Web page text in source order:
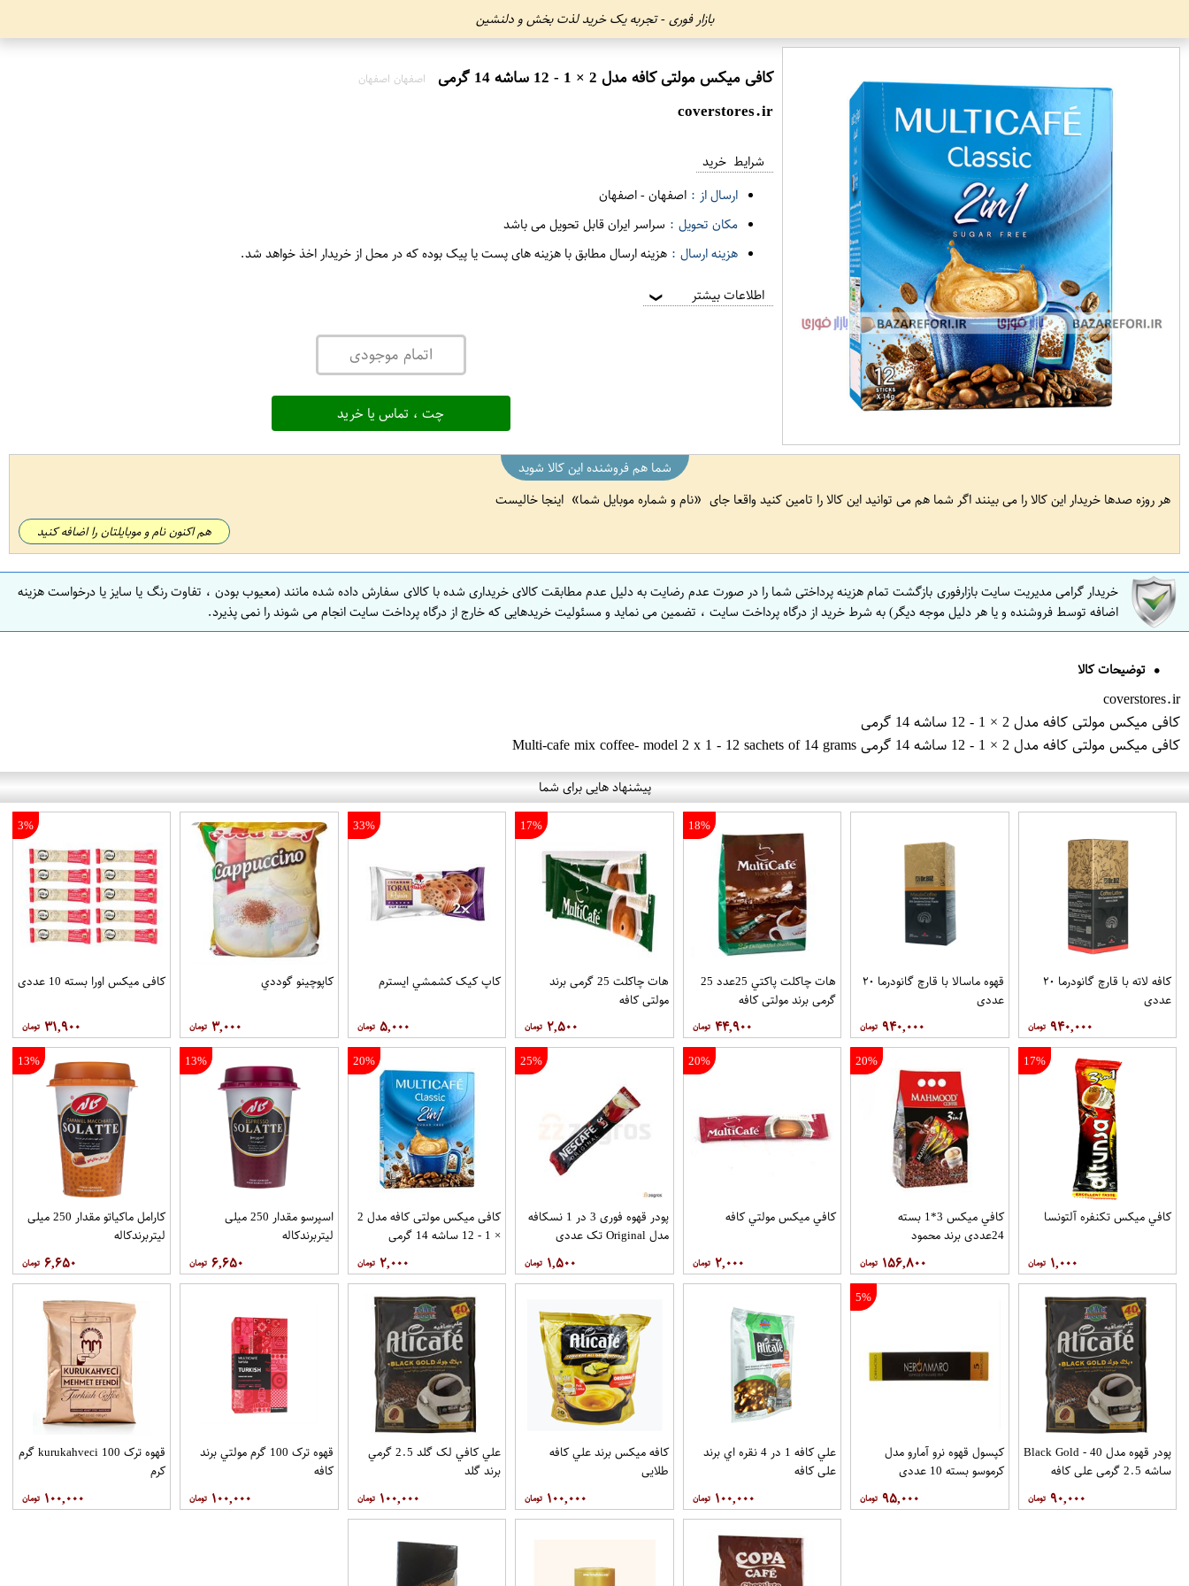
بازار فوری - تجربه یک خرید لذت بخش و دلنشین
کافی میکس مولتی کافه مدل 2 × 1 - 12 ساشه 14 گرمی اصفهان اصفهان
coverstores.ir
شرایط خرید
ارسال از : اصفهان-اصفهان
مکان تحویل : سراسر ایران قابل تحویل می باشد
هزینه ارسال : هزینه ارسال مطابق با هزینه های پست یا پیک بوده که در محل از خریدار اخذ خواهد شد.
اطلاعات بیشتر ❯
اتمام موجودی
چت ، تماس یا خرید
شما هم فروشنده این کالا شوید
هر روزه صدها خریدار این کالا را می بینند اگر شما هم می توانید این کالا را تامین کنید واقعا جای
نام و شماره موبایل شما اینجا خالیست
هم اکنون نام و موبایلتان را اضافه کنید
خریدار گرامی مدیریت سایت بازارفوری بازگشت تمام هزینه پرداختی شما را در صورت عدم رضایت به دلیل عدم مطابقت کالای خریداری شده با کالای سفارش داده شده مانند (معیوب بودن ، تفاوت رنگ یا سایز یا درخواست هزینه
اضافه توسط فروشنده و یا هر دلیل موجه دیگر) به شرط خرید از درگاه پرداخت سایت ، تضمین می نماید و مسئولیت خریدهایی که خارج از درگاه پرداخت سایت انجام می شوند را نمی پذیرد.
توضیحات کالا
coverstores.ir
کافی میکس مولتی کافه مدل 2 × 1 - 12 ساشه 14 گرمی
کافی میکس مولتی کافه مدل 2 × 1 - 12 ساشه 14 گرمی Multi-cafe mix coffee- model 2 x 1 - 12 sachets of 14 grams
پیشنهاد هایی برای شما
کافه لاته با قارچ گانودرما ۲۰
عددی
۹۴۰,۰۰۰
قهوه ماسالا با قارچ گانودرما ۲۰
عددی
۹۴۰,۰۰۰
18%
هات چاکلت پاکتي 25عدد 25
گرمی برند مولتي کافه
۴۴,۹۰۰
17%
هات چاکلت 25 گرمی برند
مولتي کافه
۲,۵۰۰
33%
کاپ کيک کشمشي ايسترم
۵,۰۰۰
کاپوچينو گوددي
۳,۰۰۰
3%
کافی میکس اورا بسته 10 عددی
۳۱,۹۰۰
17%
کافي ميکس تکنفره آلتونسا
۱,۰۰۰
20%
کافي ميکس 3*1 بسته
24عددی برند محمود
۱۵۶,۸۰۰
20%
کافي ميکس مولتي کافه
۲,۰۰۰
25%
پودر قهوه فوری 3 در 1 نسکافه
مدل Original تک عددی
۱,۵۰۰
20%
کافی میکس مولتی کافه مدل 2
× 1 - 12 ساشه 14 گرمی
۲,۰۰۰
13%
اسپرسو مقدار 250 میلی
لیتربرندکاله
۶,۶۵۰
13%
کارامل ماکیاتو مقدار 250 میلی
لیتربرندکاله
۶,۶۵۰
پودر قهوه مدل Black Gold - 40
ساشه 2.5 گرمی علی کافه
۹۰,۰۰۰
5%
کپسول قهوه نرو آمارو مدل
کرموسو بسته 10 عددی
۹۵,۰۰۰
علي کافه 1 در 4 نقره اي برند
علی کافه
۱۰۰,۰۰۰
کافه میکس برند علي کافه
طلايي
۱۰۰,۰۰۰
علي کافي لک گلد 2.5 گرمي
برند گلد
۱۰۰,۰۰۰
قهوه ترک 100 گرم مولتي برند
کافه
۱۰۰,۰۰۰
قهوه ترک kurukahveci 100 گرم
کرم
۱۰۰,۰۰۰